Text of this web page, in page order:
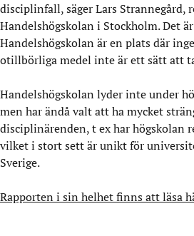
disciplinfall, säger Lars Strannegård,
Handelshögskolan i Stockholm. Det
Handelshögskolan är en plats där
otillbörliga medel inte är ett sätt att
Handelshögskolan lyder inte under
men har ändå valt att ha mycket
disciplinärenden, t ex har högskolan
vilket i stort sett är unikt för
Sverige.
Rapporten i sin helhet finns att läsa